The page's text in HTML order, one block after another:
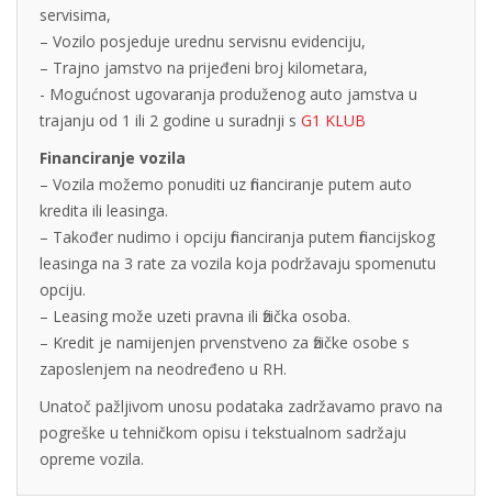
servisima,
– Vozilo posjeduje urednu servisnu evidenciju,
– Trajno jamstvo na prijeđeni broj kilometara,
- Mogućnost ugovaranja produženog auto jamstva u
trajanju od 1 ili 2 godine u suradnji s G1 KLUB
Financiranje vozila
– Vozila možemo ponuditi uz financiranje putem auto
kredita ili leasinga.
– Također nudimo i opciju financiranja putem financijskog
leasinga na 3 rate za vozila koja podržavaju spomenutu
opciju.
– Leasing može uzeti pravna ili fizička osoba.
– Kredit je namijenjen prvenstveno za fizičke osobe s
zaposlenjem na neodređeno u RH.
Unatoč pažljivom unosu podataka zadržavamo pravo na
pogreške u tehničkom opisu i tekstualnom sadržaju
opreme vozila.